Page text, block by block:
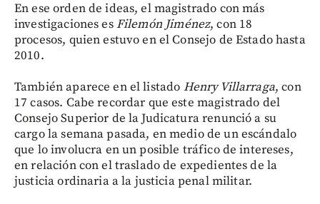
En ese orden de ideas, el magistrado con más
investigaciones esFilemón Jiménez, con 18
procesos, quien estuvo en el Consejo de Estado hasta
2010.
También aparece en el listado Henry Villarraga, con
17 casos. Cabe recordar que este magistrado del
Consejo Superior de la Judicatura renunció a su
cargo la semana pasada, en medio de un escándalo
que lo involucra en un posible tráfico de intereses,
en relación con el traslado de expedientes de la
justicia ordinaria a la justicia penal militar.